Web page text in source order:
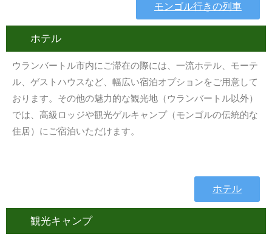
モンゴル行きの列車
ホテル
ウランバートル市内にご滞在の際には、一流ホテル、モーテ
ル、ゲストハウスなど、幅広い宿泊オプションをご用意して
おります。その他の魅力的な観光地（ウランバートル以外）
では、高級ロッジや観光ゲルキャンプ（モンゴルの伝統的な
住居）にご宿泊いただけます。
ホテル
観光キャンプ